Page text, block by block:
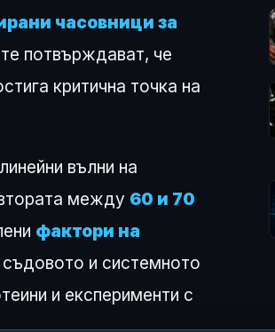
часовници за
потвърждават, че
критична точка на
вълни на
между 60 и 70
фактори на
и системното
и експерименти с